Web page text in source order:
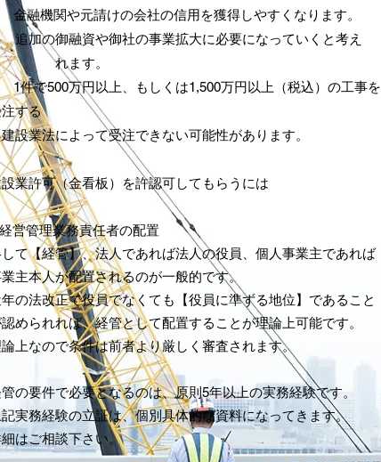
融機関や元請けの会社の信用を獲得しやすくなります。
加の御融資や御社の事業拡大に必要になっていくと考え
れます。
件で500万円以上、もしくは1,500万円以上（税込）の工事を
する
業法によって受注できない可能性があります。
業許可（金看板）を許認可してもらうには
営管理業務責任者の配置
て【経管】、法人であれば法人の役員、個人事業主であれば
主本人が配置されるのが一般的です。
の法改正で役員でなくても【役員に準ずる地位】であること
められれば、経管として配置することが理論上可能です。
上なので条件は前者より厳しく審査されます。
の要件で必要となるのは、原則5年以上の実務経験です。
実務経験の立証は、個別具体的な資料になってきます。
はご相談下さい。